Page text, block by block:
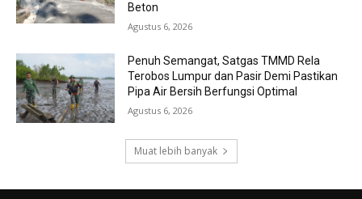
Beton
Agustus 6, 2026
Penuh Semangat, Satgas TMMD Rela
Terobos Lumpur dan Pasir Demi Pastikan
Pipa Air Bersih Berfungsi Optimal
Agustus 6, 2026
Muat lebih banyak